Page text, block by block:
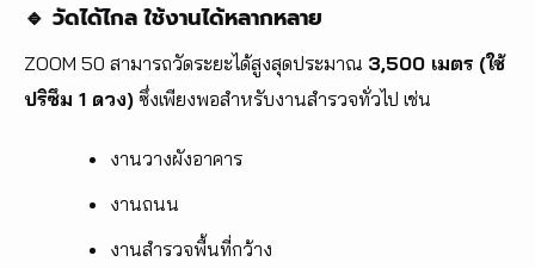
🔹 วัดได้ไกล ใช้งานได้หลากหลาย
ZOOM 50 สามารถวัดระยะได้สูงสุดประมาณ 3,500 เมตร (ใช้
ปริซึม 1 ดวง) ซึ่งเพียงพอสำหรับงานสำรวจทั่วไป เช่น
งานวางผังอาคาร
งานถนน
งานสำรวจพื้นที่กว้าง